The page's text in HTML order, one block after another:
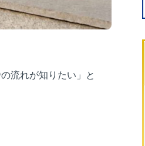
流れが知りたい」と